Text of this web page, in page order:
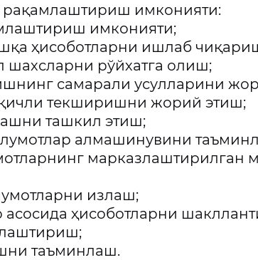
рақамлаштириш имконияти:
имконияти;
ҳисоботларни ишлаб
шахсларни рўйхатга олиш;
самарали усулларини
текширишни жорий этиш;
ташкил этиш;
алмашинувини
излаш;
ҳисоботларни
таъминлаш.